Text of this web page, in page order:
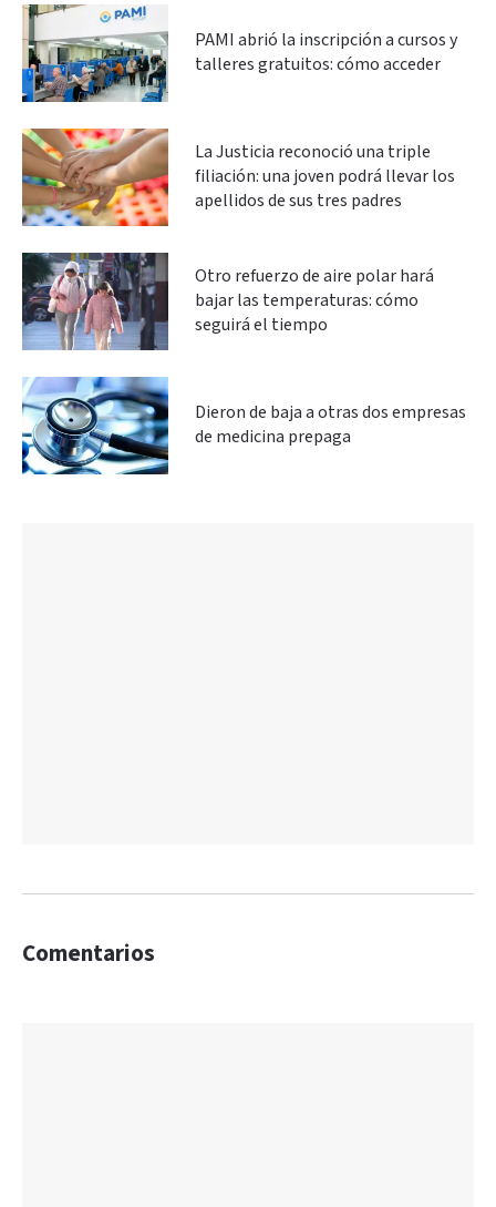
PAMI abrió la inscripción a cursos y
talleres gratuitos: cómo acceder
La Justicia reconoció una triple
filiación: una joven podrá llevar los
apellidos de sus tres padres
Otro refuerzo de aire polar hará
bajar las temperaturas: cómo
seguirá el tiempo
Dieron de baja a otras dos empresas
de medicina prepaga
Comentarios